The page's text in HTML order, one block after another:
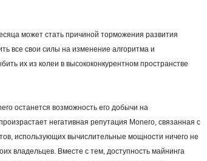
может стать причиной торможения развития
все свои силы на изменение алгоритма и
их из колеи в высококонкурентном пространстве
останется возможность его добычи на
негативная репутация Monero, связанная с
использующих вычислительные мощности ничего не
владельцев. Вместе с тем, доступность майнинга